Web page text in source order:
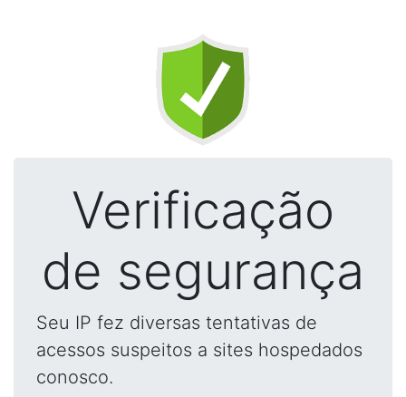
Verificação
de segurança
Seu IP fez diversas tentativas de
acessos suspeitos a sites hospedados
conosco.